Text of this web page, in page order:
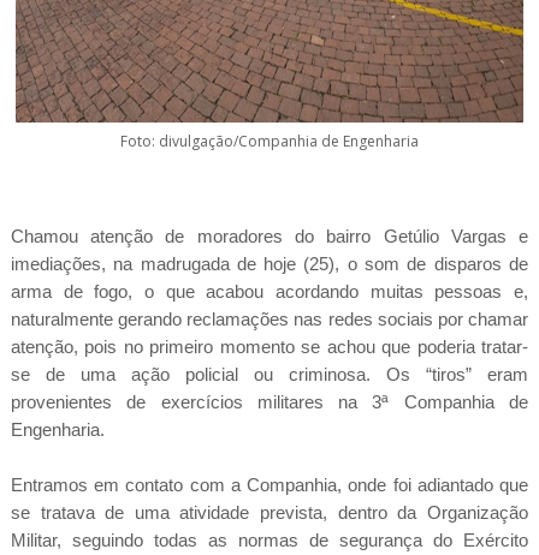
Foto: divulgação/Companhia de Engenharia
Chamou atenção de moradores do bairro Getúlio Vargas e
imediações, na madrugada de hoje (25), o som de disparos de
arma de fogo, o que acabou acordando muitas pessoas e,
naturalmente gerando reclamações nas redes sociais por chamar
atenção, pois no primeiro momento se achou que poderia tratar-
se de uma ação policial ou criminosa. Os “tiros” eram
provenientes de exercícios militares na 3ª Companhia de
Engenharia.
Entramos em contato com a Companhia, onde foi adiantado que
se tratava de uma atividade prevista, dentro da Organização
Militar, seguindo todas as normas de segurança do Exército